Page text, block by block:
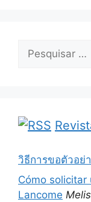
por:
วิธีการขอตัวอย่
Cómo
Lancome